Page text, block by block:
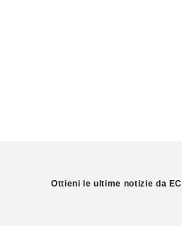
Ottieni le ultime notizie da